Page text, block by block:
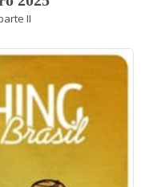
II